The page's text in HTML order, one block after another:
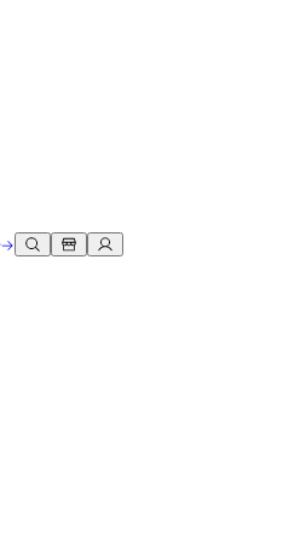
quelle plateforme
avec votre équipe
3D en temps réel
immersifs
3D
des problèmes
gratuitement
formateurs Unity
avec un support expert